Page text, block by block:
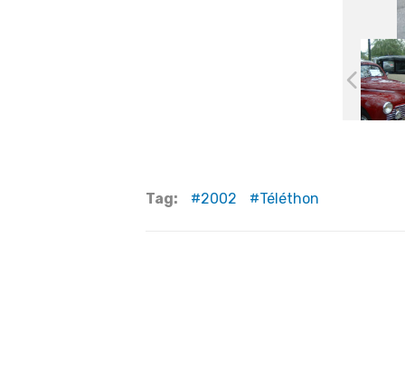
Tag: 2002 Téléthon